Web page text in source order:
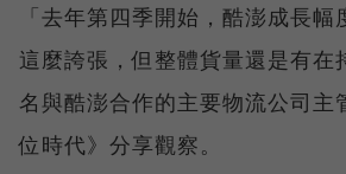
「去年第四季開始，酷澎成長
這麼誇張，但整體貨量還是有在
名與酷澎合作的主要物流公司主
位時代》分享觀察。